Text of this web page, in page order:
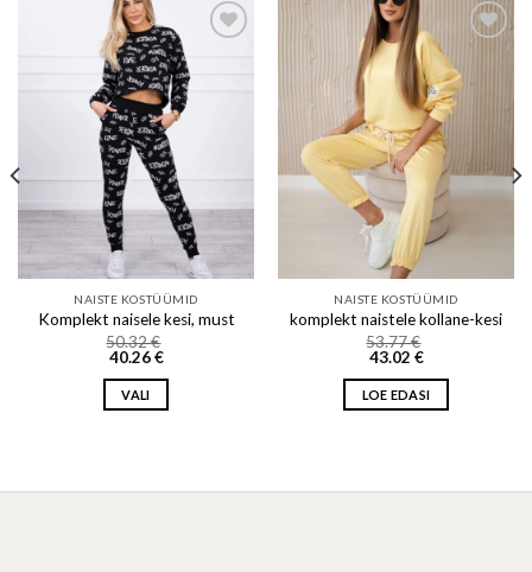
Add to wishlist
NAISTE KOSTÜÜMID
Komplekt naisele kesi, must
50.32€
40.26€
VALI
multiple
Add to wishlist
NAISTE KOSTÜÜMID
komplekt naistele kollane-kesi
53.77€
43.02 €
LOE EDASI